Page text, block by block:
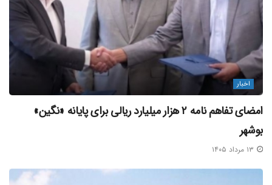
اخبار
امضای تفاهم‌ نامه ۲ هزار میلیارد ریالی برای پایانه «نگین»
بوشهر